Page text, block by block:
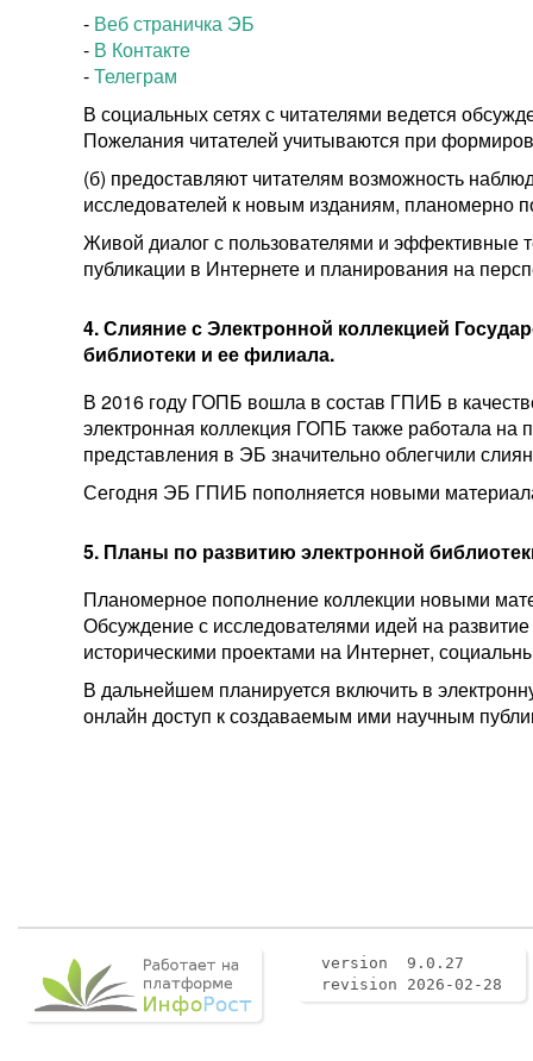
- Веб страничка ЭБ
- В Контакте
-Телеграм
В социальных сетях с читателями ведется
Пожелания читателей учитываются при
(б) предоставляют читателям возможность
исследователей к новым изданиям,
Живой диалог с пользователями и эффективные
публикации в Интернете и планирования на
4. Слияние с Электронной коллекцией
библиотеки и ее филиала.
В 2016 году ГОПБ вошла в состав ГПИБ в
электронная коллекция ГОПБ также работала
представления в ЭБ значительно облегчили
Сегодня ЭБ ГПИБ пополняется новыми
5. Планы по развитию электронной
Планомерное пополнение коллекции новыми
Обсуждение с исследователями идей на
историческими проектами на Интернет,
В дальнейшем планируется включить в
онлайн доступ к создаваемым ими научным
version 9.0.27
revision 2026-02-28